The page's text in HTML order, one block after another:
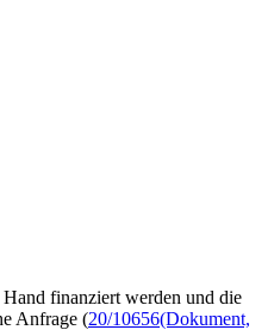
finanziert werden und die
Anfrage (20/10656(Dokument,